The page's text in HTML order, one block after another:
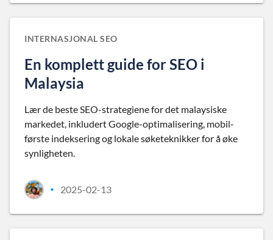
INTERNASJONAL SEO
En komplett guide for SEO i
Malaysia
Lær de beste SEO-strategiene for det malaysiske
markedet, inkludert Google-optimalisering, mobil-
første indeksering og lokale søketeknikker for å øke
synligheten.
• 2025-02-13